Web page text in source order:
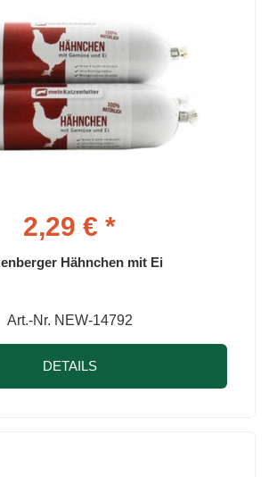
2,29 € *
Hähnchen mit Ei
Art.-Nr. NEW-14792
DETAILS